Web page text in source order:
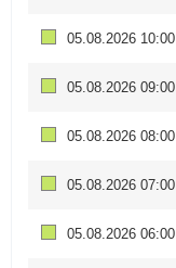
05.08.2026 10:00
05.08.2026 09:00
05.08.2026 08:00
05.08.2026 07:00
05.08.2026 06:00